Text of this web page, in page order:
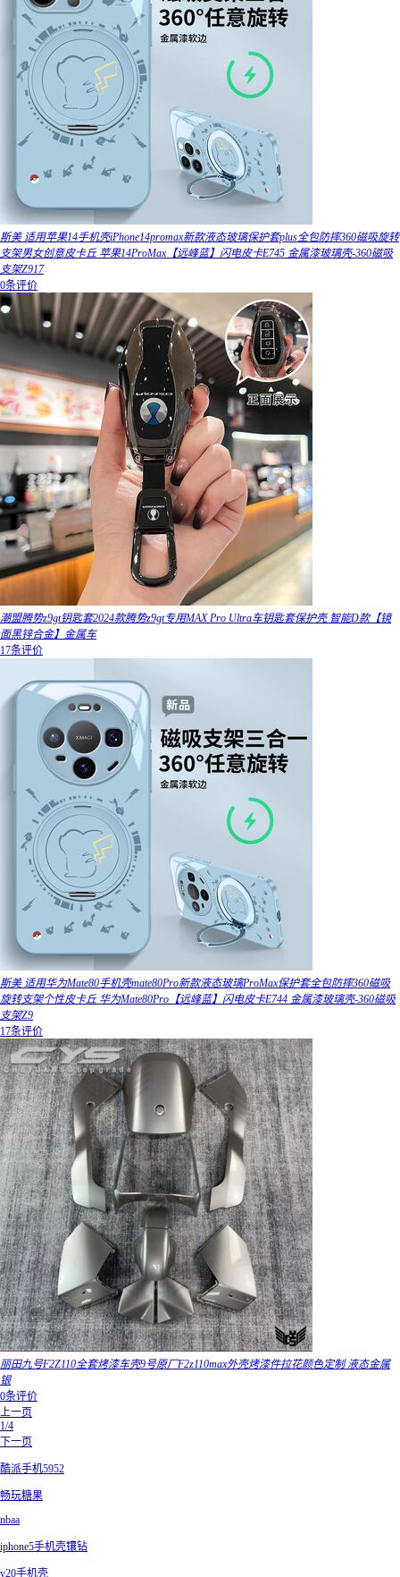
斯美 适用苹果14手机壳iPhone14promax新款液态玻璃保护套plus全包防摔360磁吸旋转
支架男女创意皮卡丘 苹果14ProMax【远峰蓝】闪电皮卡E745 金属漆玻璃壳-360磁吸
支架Z917
0条评价
潮盟腾势z9gt钥匙套2024款腾势z9gt专用MAX Pro Ultra车钥匙套保护壳 智能D款【镜
面黑锌合金】金属车
17条评价
斯美 适用华为Mate80手机壳mate80Pro新款液态玻璃ProMax保护套全包防摔360磁吸
旋转支架个性皮卡丘 华为Mate80Pro【远峰蓝】闪电皮卡E744 金属漆玻璃壳-360磁吸
支架Z9
17条评价
丽田九号F2Z110全套烤漆车壳9号原厂F2z110max外壳烤漆件拉花颜色定制 液态金属
银
0条评价
上一页
1/4
下一页
酷派手机5952
畅玩糖果
nbaa
iphone5手机壳镶钻
y20手机壳